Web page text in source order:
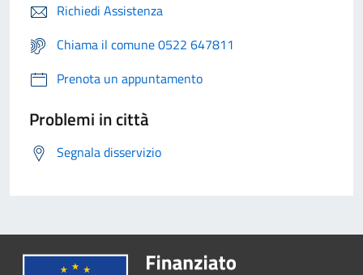
Richiedi Assistenza
Chiama il comune 0522 647811
Prenota un appuntamento
Problemi in città
Segnala disservizio